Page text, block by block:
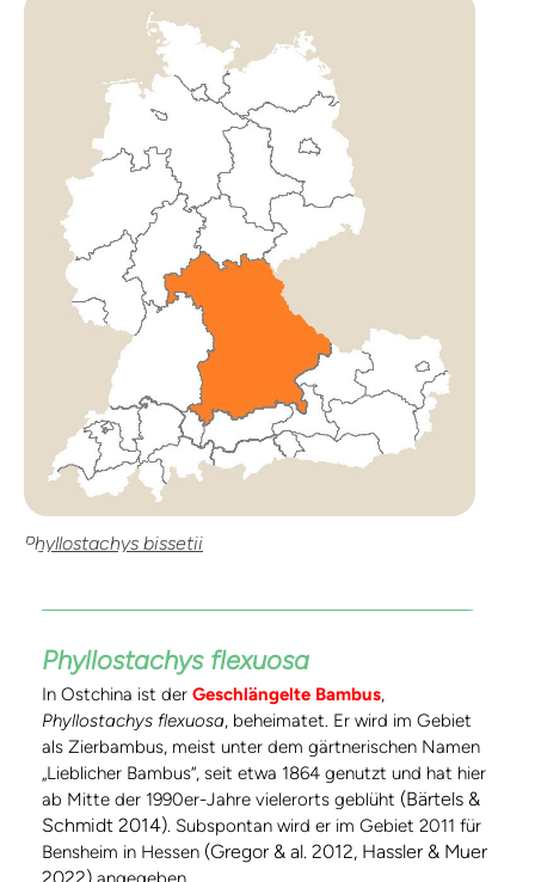
Phyllostachys bissetii
Phyllostachys flexuosa
In Ostchina ist der Geschlängelte Bambus,
Phyllostachys flexuosa, beheimatet. Er wird im Gebiet
als Zierbambus, meist unter dem gärtnerischen Namen
„Lieblicher Bambus“, seit etwa 1864 genutzt und hat hier
ab Mitte der 1990er-Jahre vielerorts geblüht (Bärtels &
Schmidt 2014). Subspontan wird er im Gebiet 2011 für
Bensheim in Hessen (Gregor & al. 2012, Hassler & Muer